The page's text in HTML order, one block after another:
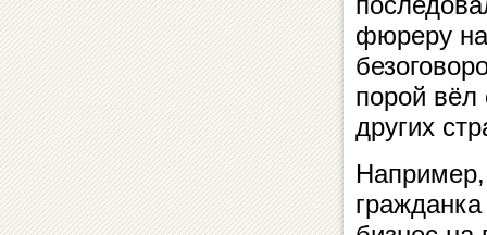
фюреру
порой вёл
других